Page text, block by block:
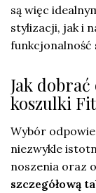
są więc
stylizacji, jak i
funkcjonalność
Jak
koszulki
Wybór
niezwykle
noszenia oraz
szczegółową